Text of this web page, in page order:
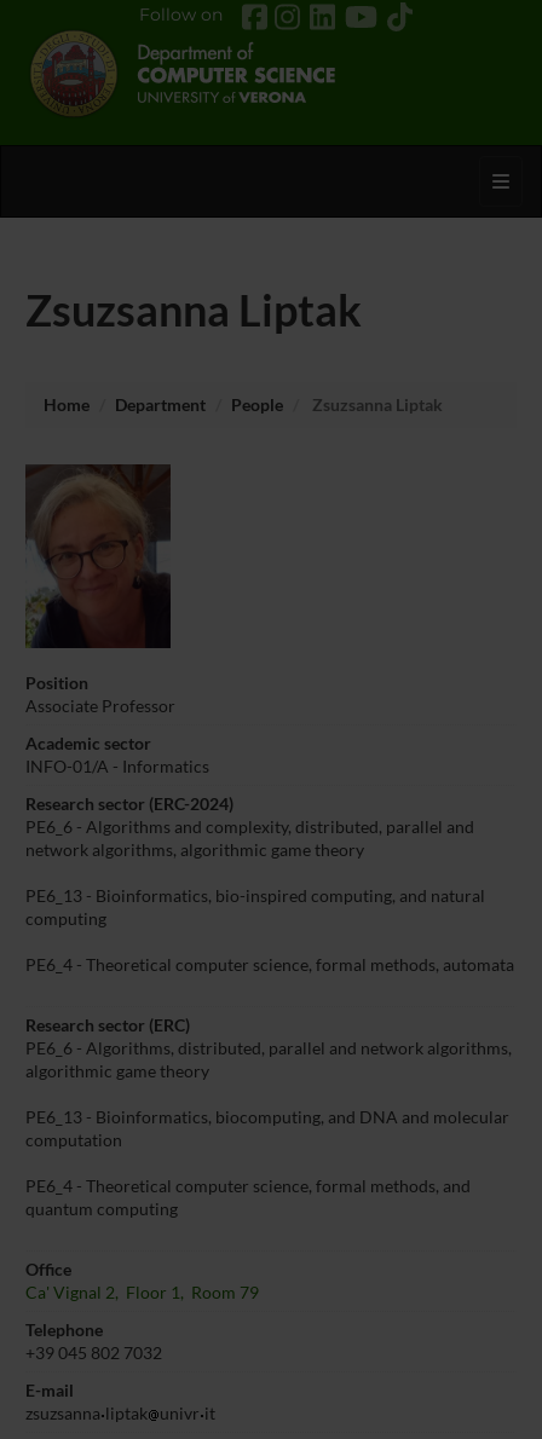
Follow on
Zsuzsanna Liptak
Home Department People Zsuzsanna Liptak
Position
Associate Professor
Academic sector
INFO-01/A - Informatics
Research sector (ERC-2024)
PE6_6 - Algorithms and complexity, distributed, parallel and
network algorithms, algorithmic game theory
PE6_13 - Bioinformatics, bio-inspired computing, and natural
computing
PE6_4 - Theoretical computer science, formal methods, automata
Research sector (ERC)
PE6_6 - Algorithms, distributed, parallel and network algorithms,
algorithmic game theory
PE6_13 - Bioinformatics, biocomputing, and DNA and molecular
computation
PE6_4 - Theoretical computer science, formal methods, and
quantum computing
Office
Ca' Vignal 2, Floor 1, Room 79
Telephone
+39 045 802 7032
E-mail
zsuzsanna liptak univr it